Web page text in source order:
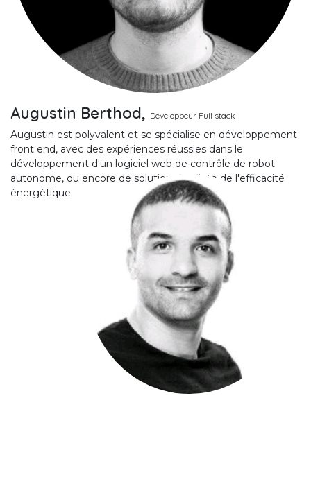
Augustin Berthod, Développeur Full stack
Augustin est polyvalent et se spécialise en développement
front end, avec des expériences réussies dans le
développement d'un logiciel web de contrôle de robot
autonome, ou encore de solution de pilote de l'efficacité
énergétique